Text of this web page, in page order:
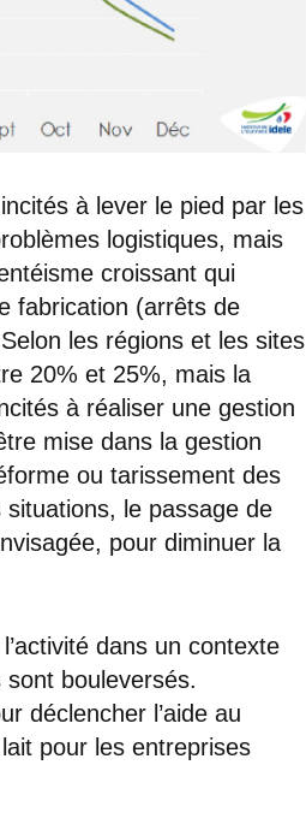
à lever le pied par les
logistiques, mais
croissant qui
fabrication (arrêts de
les régions et les sites
20% et 25%, mais la
à réaliser une gestion
mise dans la gestion
ou tarissement des
le passage de
pour diminuer la
dans un contexte
bouleversés.
déclencher l’aide au
pour les entreprises